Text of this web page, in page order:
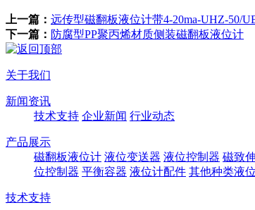
上一篇： 远传型磁翻板液位计带4-20ma-UHZ-50/
下一篇： 防腐型PP聚丙烯材质侧装磁翻板液位计
关于我们
新闻资讯
技术支持 企业新闻 行业动态
产品展示
磁翻板液位计 液位变送器 液位控制器 磁致
位控制器 平衡容器 液位计配件 其他种类液
技术支持